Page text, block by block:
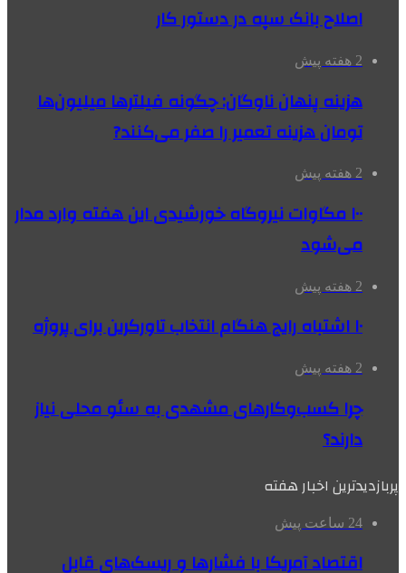
اصلاح بانک سپه در دستور کار
2 هفته پیش
هزینه پنهان ناوگان: چگونه فیلترها میلیون‌ها
تومان هزینه تعمیر را صفر می‌کنند?
2 هفته پیش
۱۰۰ مگاوات نیروگاه‌ خورشیدی این هفته وارد مدار
می‌شود
2 هفته پیش
۱۰ اشتباه رایج هنگام انتخاب تاورکرین برای پروژه
2 هفته پیش
چرا کسب‌وکارهای مشهدی به سئو محلی نیاز
دارند؟
پربازدیدترین اخبار هفته
24 ساعت پیش
اقتصاد آمریکا با فشارها و ریسک‌های قابل